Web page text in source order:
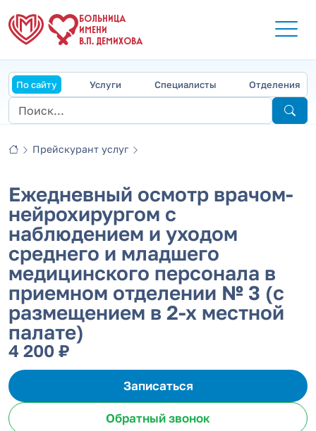
БОЛЬНИЦА
ИМЕНИ
В.П. ДЕМИХОВА
По сайту Услуги Специалисты Отделения
Прейскурант услуг
Ежедневный осмотр врачом-
нейрохирургом с
наблюдением и уходом
среднего и младшего
медицинского персонала в
приемном отделении № 3 (с
размещением в 2-х местной
палате)
4 200 ₽
Записаться
Обратный звонок